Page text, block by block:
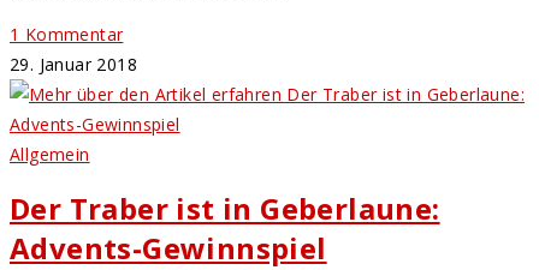
1 Kommentar
29. Januar 2018
Allgemein
Der Traber ist in Geberlaune:
Advents-Gewinnspiel